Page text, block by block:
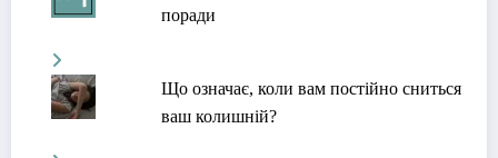
поради
Що означає, коли вам постійно сниться
ваш колишній?